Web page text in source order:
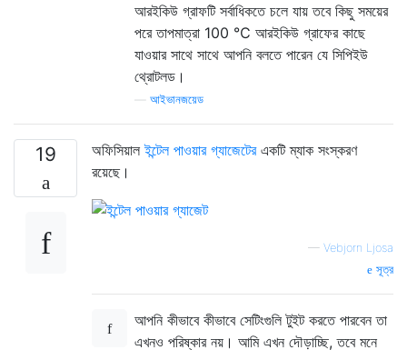
আরইকিউ গ্রাফটি সর্বাধিকতে চলে যায় তবে কিছু সময়ের
পরে তাপমাত্রা 100 ℃ আরইকিউ গ্রাফের কাছে
যাওয়ার সাথে সাথে আপনি বলতে পারেন যে সিপিইউ
থ্রোটলড।
আইভানজয়েড
19 অফিসিয়ালইন্টেল পাওয়ার গ্যাজেটেরএকটি ম্যাক সংস্করণ
রয়েছে।
— Vebjorn Ljosa
সূত্র
আপনি কীভাবে কীভাবে সেটিংগুলি টুইট করতে পারবেন তা
এখনও পরিষ্কার নয়। আমি এখন দৌড়াচ্ছি, তবে মনে